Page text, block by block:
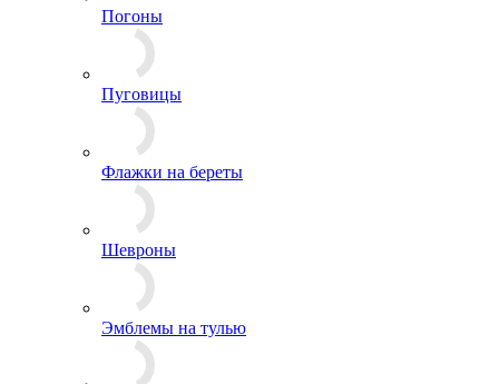
Знаки Образования
Знаки, Повязки Дежурного
Значки
Ордена и Медали